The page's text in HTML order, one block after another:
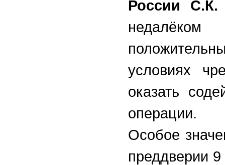
России
условиях
оказать
операции.
Особое
преддверии